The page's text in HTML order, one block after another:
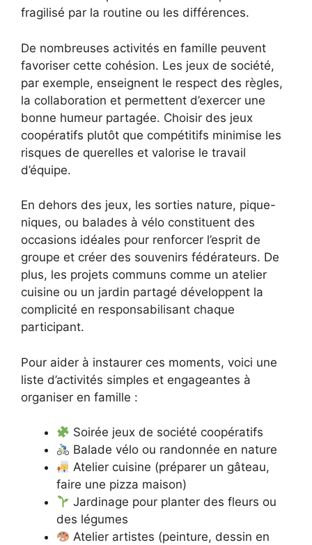
fragilisé par la routine ou les différences.
De nombreuses activités en famille peuvent
favoriser cette cohésion. Les jeux de société,
par exemple, enseignent le respect des règles,
la collaboration et permettent d’exercer une
bonne humeur partagée. Choisir des jeux
coopératifs plutôt que compétitifs minimise les
risques de querelles et valorise le travail
d’équipe.
En dehors des jeux, les sorties nature, pique-
niques, ou balades à vélo constituent des
occasions idéales pour renforcer l’esprit de
groupe et créer des souvenirs fédérateurs. De
plus, les projets communs comme un atelier
cuisine ou un jardin partagé développent la
complicité en responsabilisant chaque
participant.
Pour aider à instaurer ces moments, voici une
liste d’activités simples et engageantes à
organiser en famille :
Soirée jeux de société coopératifs
Balade vélo ou randonnée en nature
Atelier cuisine (préparer un gâteau,
faire une pizza maison)
Jardinage pour planter des fleurs ou
des légumes
Atelier artistes (peinture, dessin en